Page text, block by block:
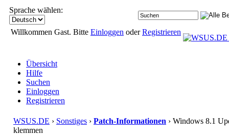
Sprache wählen:
Willkommen Gast. Bitte Einloggen oderRegistrieren
Übersicht
Hilfe
Suchen
Einloggen
Registrieren
WSUS.DE › Sonstiges › Patch-Informationen › Windows 8.1
klemmen